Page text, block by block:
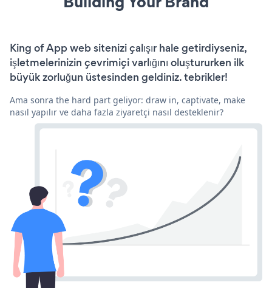
King of App web sitenizi çalışır hale getirdiyseniz,
işletmelerinizin çevrimiçi varlığını oluştururken ilk
büyük zorluğun üstesinden geldiniz. tebrikler!
Ama sonra the hard part geliyor: draw in, captivate, make
nasıl yapılır ve daha fazla ziyaretçi nasıl desteklenir?